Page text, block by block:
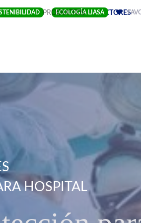
ECOLOGÍA LIASA
EMPRESA(CURRENT)
PRODUCTOS SECTORES
HOSPITAL